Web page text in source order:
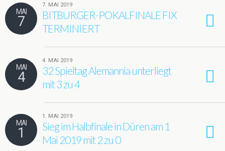
MAI
7
7. MAI 2019
BITBURGER-POKALFINALE FIX
TERMINIERT
MAI
4
4. MAI 2019
32 Spieltag Alemannia unterliegt
mit 3 zu 4
MAI
1
1. MAI 2019
Sieg im Halbfinale in Düren am 1
Mai 2019 mit 2 zu 0